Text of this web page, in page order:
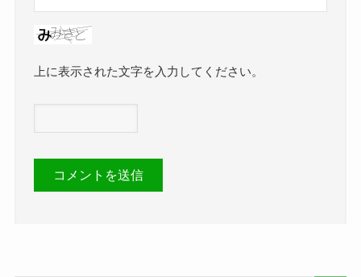
上に表示された文字を入力してください。